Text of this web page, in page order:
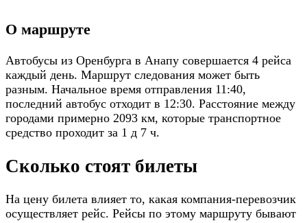
О маршруте
Автобусы из Оренбурга в Анапу совершается 4 рейса
каждый день. Маршрут следования может быть
разным. Начальное время отправления 11:40,
последний автобус отходит в 12:30. Расстояние между
городами примерно 2093 км, которые транспортное
средство проходит за 1 д 7 ч.
Сколько стоят билеты
На цену билета влияет то, какая компания-перевозчик
осуществляет рейс. Рейсы по этому маршруту бывают